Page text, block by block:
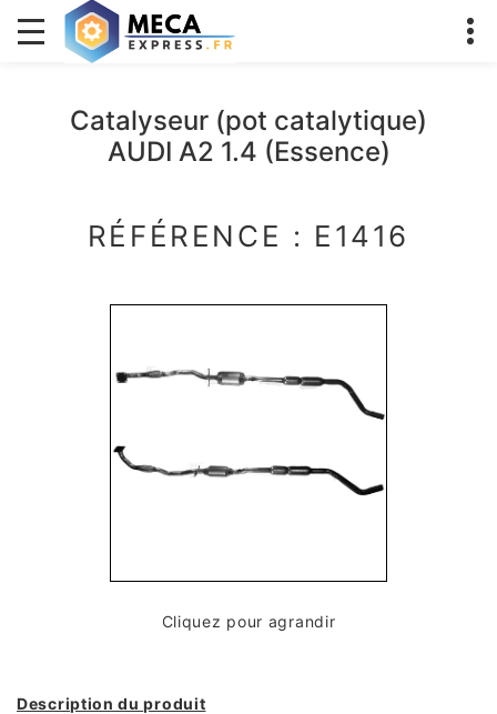
Catalyseur (pot catalytique)
AUDI A2 1.4 (Essence)
RÉFÉRENCE : E1416
Cliquez pour agrandir
Description du produit